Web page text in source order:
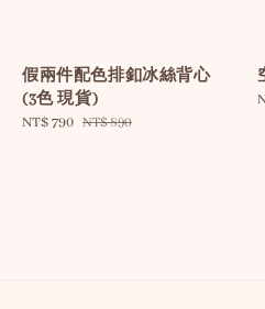
假兩件配色排釦冰絲背心
(3色 現貨)
Sale
NT$ 790 Regular
NT$ 890